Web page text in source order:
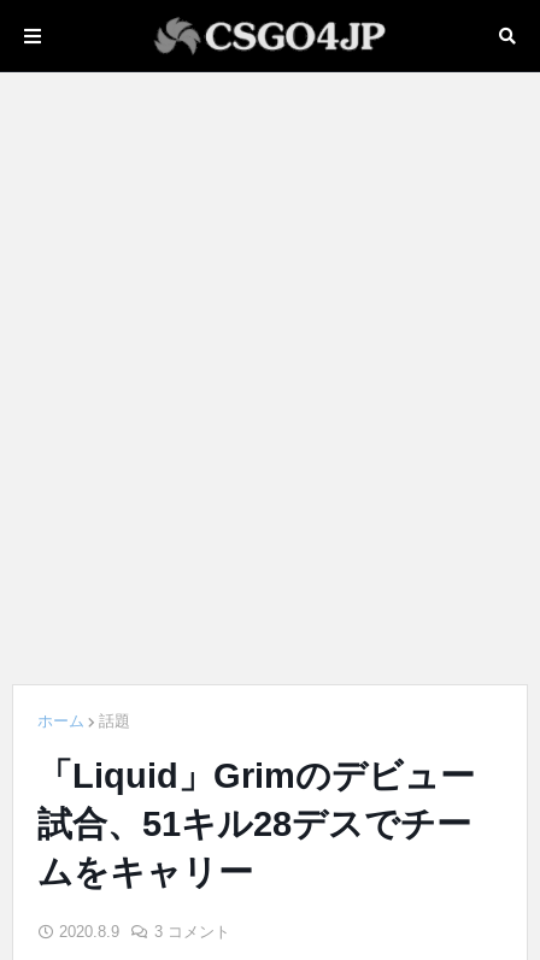
ホーム 話題
「Liquid」Grimのデビュー
試合、51キル28デスでチー
ムをキャリー
2020.8.9 3 コメント